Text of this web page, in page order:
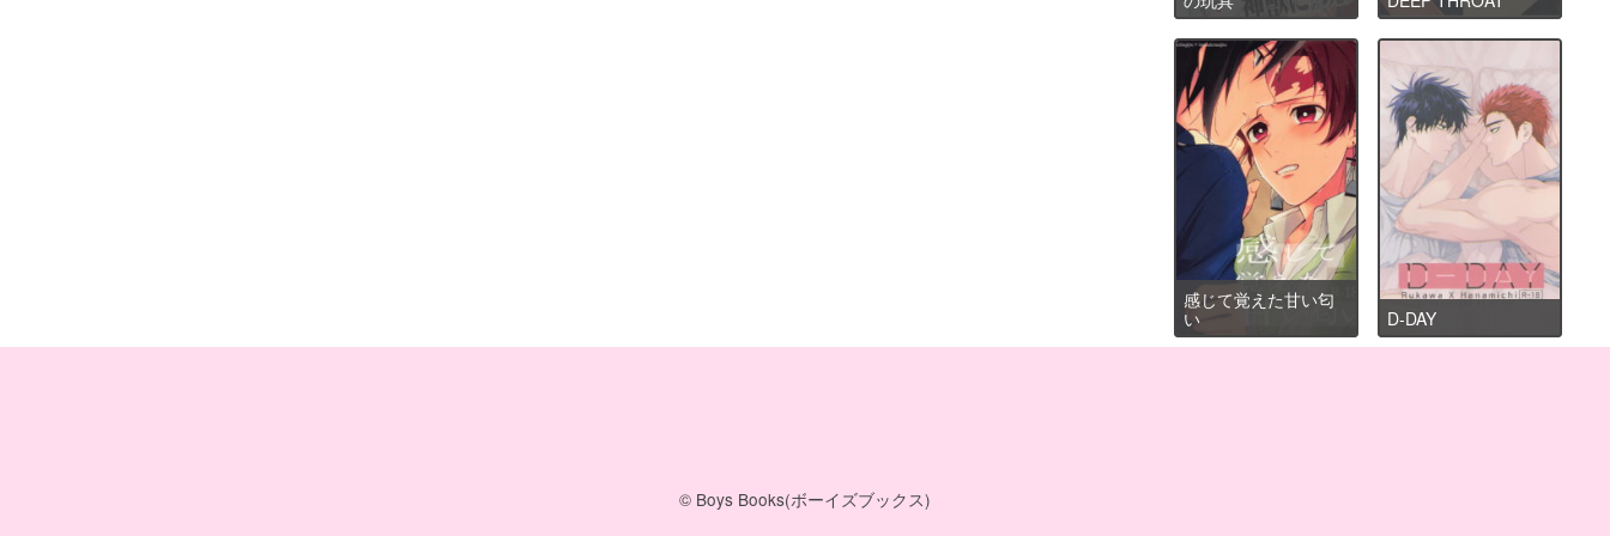
感じて覚えた甘い匂
い
D-DAY
© Boys Books(ボーイズブックス)